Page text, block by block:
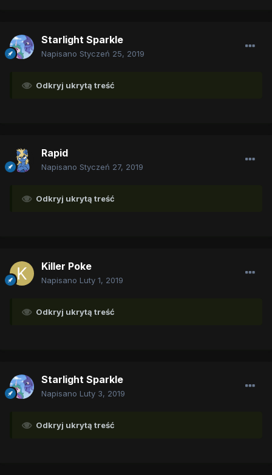
Starlight Sparkle
Napisano Styczeń 25, 2019
Odkryj ukrytą treść
Rapid
Napisano Styczeń 27, 2019
Odkryj ukrytą treść
Killer Poke
Napisano Luty 1, 2019
Odkryj ukrytą treść
Starlight Sparkle
Napisano Luty 3, 2019
Odkryj ukrytą treść